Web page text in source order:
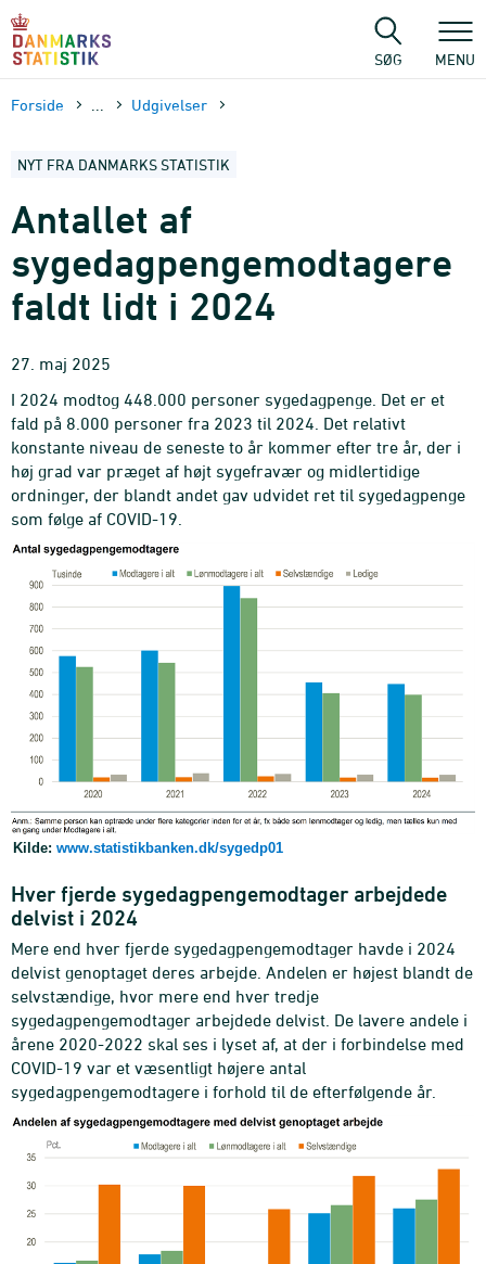
sidens
SØG MENU
Forside Udgivelser
NYT FRA DANMARKS STATISTIK
Antallet af
sygedagpengemodtagere
faldt lidt i 2024
27. maj 2025
I 2024 modtog 448.000 personer sygedagpenge. Det er et
fald på 8.000 personer fra 2023 til 2024. Det relativt
konstante niveau de seneste to år kommer efter tre år, der i
høj grad var præget af højt sygefravær og midlertidige
ordninger, der blandt andet gav udvidet ret til sygedagpenge
som følge af COVID-19.
Kilde: www.statistikbanken.dk/sygedp01
Hver fjerde sygedagpengemodtager arbejdede
delvist i 2024
Mere end hver fjerde sygedagpengemodtager havde i 2024
delvist genoptaget deres arbejde. Andelen er højest blandt de
selvstændige, hvor mere end hver tredje
sygedagpengemodtager arbejdede delvist. De lavere andele i
årene 2020-2022 skal ses i lyset af, at der i forbindelse med
COVID-19 var et væsentligt højere antal
sygedagpengemodtagere i forhold til de efterfølgende år.